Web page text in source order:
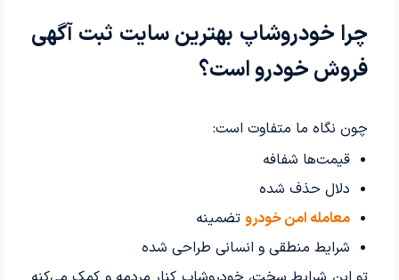
چرا خودروشاپ بهترین سایت ثبت آگهی
فروش خودرو است؟
چون نگاه ما متفاوت است:
قیمت‌ها شفافه
دلال حذف شده
معامله امن خودرو تضمینه
شرایط منطقی و انسانی طراحی شده